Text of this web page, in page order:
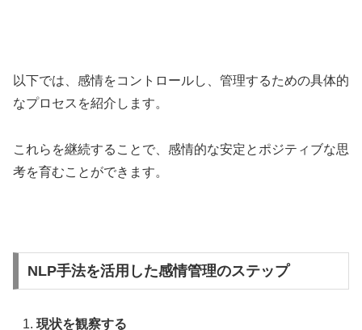
以下では、感情をコントロールし、管理するための具体的
なプロセスを紹介します。
これらを継続することで、感情的な安定とポジティブな思
考を育むことができます。
NLP手法を活用した感情管理のステップ
現状を観察する